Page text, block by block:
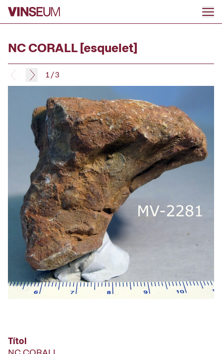
Anar al contingut
NC CORALL [esquelet]
1/3
Títol